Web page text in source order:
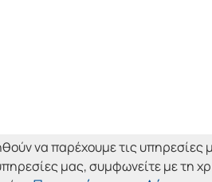
να παρέχουμε τις υπηρεσίες
μας, συμφωνείτε με τη